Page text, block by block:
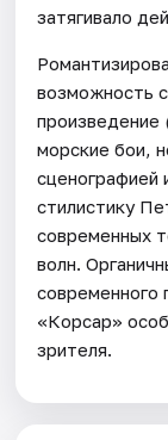
затягивало
возможность
произведение
морские бои,
сценографией
стилистику
современных
волн.
современного
«Корсар»
зрителя.